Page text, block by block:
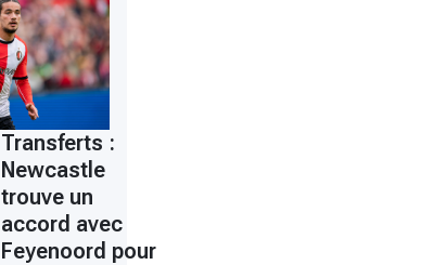
Transferts :
Newcastle
trouve un
accord avec
Feyenoord pour